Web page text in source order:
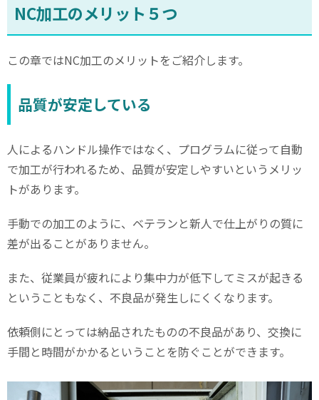
NC加工のメリット５つ
この章ではNC加工のメリットをご紹介します。
品質が安定している
人によるハンドル操作ではなく、プログラムに従って自動
で加工が行われるため、品質が安定しやすいというメリッ
トがあります。
手動での加工のように、ベテランと新人で仕上がりの質に
差が出ることがありません。
また、従業員が疲れにより集中力が低下してミスが起きる
ということもなく、不良品が発生しにくくなります。
依頼側にとっては納品されたものの不良品があり、交換に
手間と時間がかかるということを防ぐことができます。